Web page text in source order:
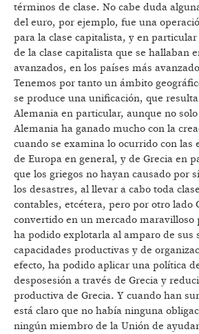
términos de clase. No cabe duda
del euro, por ejemplo, fue una
para la clase capitalista, y en
de la clase capitalista que se hallaban
avanzados, en los países más
Tenemos por tanto un ámbito
se produce una unificación, que
Alemania en particular, aunque no
Alemania ha ganado mucho con la
cuando se examina lo ocurrido con las
de Europa en general, y de Grecia en
que los griegos no hayan causado por
los desastres, al llevar a cabo toda
contables, etcétera, pero por otro lado
convertido en un mercado maravilloso
ha podido explotarla al amparo de sus
capacidades productivas y de
efecto, ha podido aplicar una política
desposesión a través de Grecia y
productiva de Grecia. Y cuando han
está claro que no había ninguna
ningún miembro de la Unión de